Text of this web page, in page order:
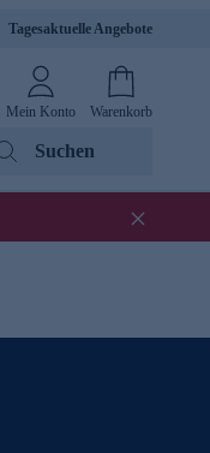
Tagesaktuelle Angebote
Mein Konto Warenkorb
Suchen